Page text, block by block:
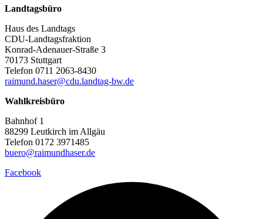
Landtagsbüro
Haus des Landtags
CDU-Landtagsfraktion
Konrad-Adenauer-Straße 3
70173 Stuttgart
Telefon 0711 2063-8430
raimund.haser@cdu.landtag-bw.de
Wahlkreisbüro
Bahnhof 1
88299 Leutkirch im Allgäu
Telefon 0172 3971485
buero@raimundhaser.de
Facebook